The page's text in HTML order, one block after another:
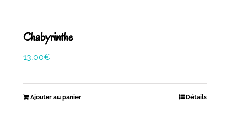
Chabyrinthe
13,00€
Ajouter au panier Détails